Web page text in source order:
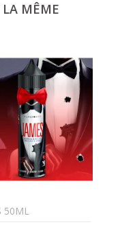
LA MÊME
50ML